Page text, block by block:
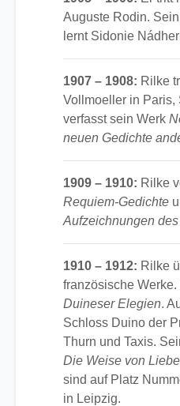
Auguste Rodin.
lernt Sidonie
1907 – 1908: Rilke
Vollmoeller in Paris,
verfasst sein Werk
neuen Gedichte
1909 – 1910: Rilke
Requiem-Gedichte
Aufzeichnungen
1910 – 1912: Rilke
französische
Duineser Elegien.
Schloss Duino der
Thurn und Taxis.
Die Weise von Liebe
sind auf Platz
in Leipzig.